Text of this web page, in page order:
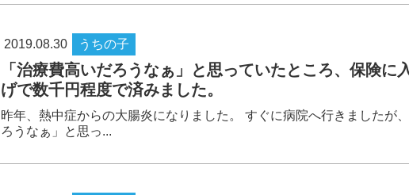
2019.08.30 うちの子
「治療費高いだろうなぁ」と思っていたところ、保険に
げで数千円程度で済みました。
昨年、熱中症からの大腸炎になりました。 すぐに病院へ行きましたが
ろうなぁ」と思っ...